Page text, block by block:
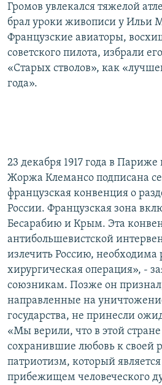
Громов увлекался тяжелой
брал уроки живописи у Ильи
Французские авиаторы,
советского пилота, избрали
«Старых стволов», как
года».
23 декабря 1917 года в
Жоржа Клемансо подписана
французская конвенция о
России. Французская зона
Бесарабию и Крым. Эта
антибольшевистской
излечить Россию, необходима
хирургическая операция», -
союзникам. Позже он
направленные на
государства, не принесли
«Мы верили, что в этой
сохранившие любовь к своей
патриотизм, который
прибежищем человеческого